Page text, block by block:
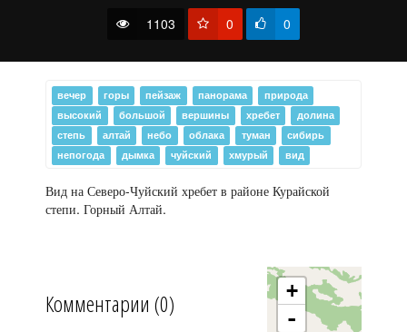
Ещё разок про Шавлинское озеро (по Шишкину)
1103 0 0
вечер горы пейзаж панорама
природа
высокий
большой вершины хребет
долина
степь
алтай небо облака туман
сибирь
непогода
дымка чуйский хмурый вид
Вид на Северо-Чуйский хребет в районе Курайской
степи. Горный Алтай.
Комментарии (0) +
-